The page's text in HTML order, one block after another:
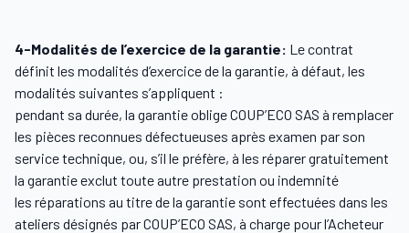
4-Modalités de l’exercice de la garantie: Le contrat
définit les modalités d’exercice de la garantie, à défaut, les
modalités suivantes s’appliquent :
pendant sa durée, la garantie oblige COUP’ECO SAS à remplacer
les pièces reconnues défectueuses après examen par son
service technique, ou, s’il le préfère, à les réparer gratuitement
la garantie exclut toute autre prestation ou indemnité
les réparations au titre de la garantie sont effectuées dans les
ateliers désignés par COUP’ECO SAS, à charge pour l’Acheteur